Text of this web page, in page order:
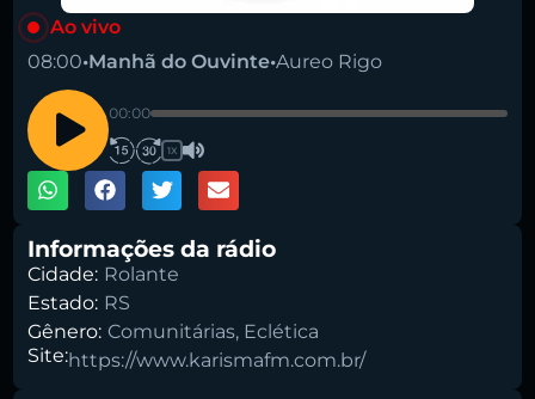
Pesquise aqui a sua rádio favorita:
Buscar rádio
Ao vivo
08:00•Manhã do Ouvinte•Aureo Rigo
00:00
1X
Informações da rádio
Cidade: Rolante
Estado: RS
Gênero: Comunitárias, Eclética
Site:https://www.karismafm.com.br/